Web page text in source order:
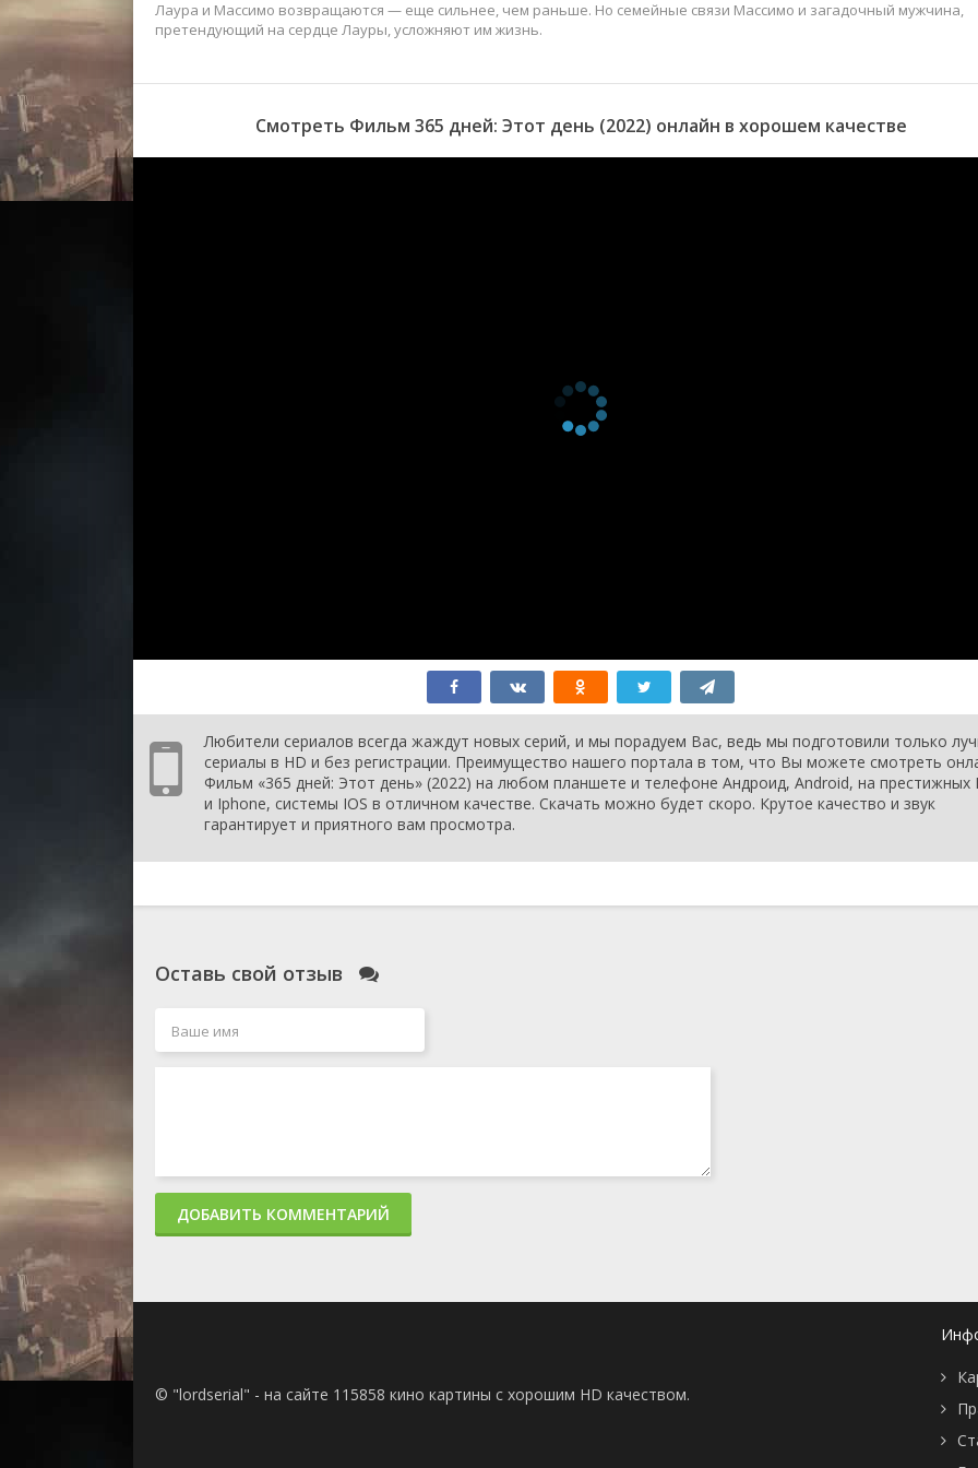
Лаура и Массимо возвращаются — еще сильнее, чем раньше. Но семейные связи Массимо и загадочный мужчина,
претендующий на сердце Лауры, усложняют им жизнь.
Смотреть Фильм 365 дней: Этот день (2022) онлайн в хорошем качестве
Любители сериалов всегда жаждут новых серий, и мы порадуем Вас, ведь мы подготовили только
сериалы в HD и без регистрации. Преимущество нашего портала в том, что Вы можете смотреть
Фильм «365 дней: Этот день» (2022) на любом планшете и телефоне Андроид, Android, на престижных
и Iphone, системы IOS в отличном качестве. Скачать можно будет скоро. Крутое качество и звук
гарантирует и приятного вам просмотра.
Оставь свой отзыв
ДОБАВИТЬ КОММЕНТАРИЙ
© "lordserial" - на сайте 115858 кино картины с хорошим HD качеством.